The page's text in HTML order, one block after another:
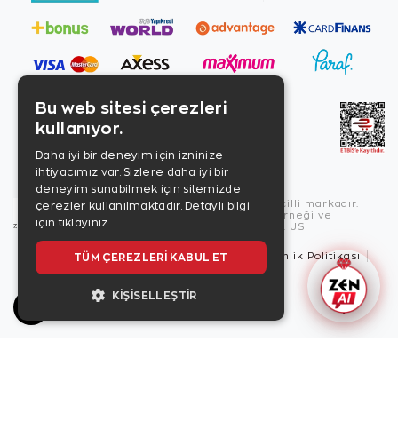
Copyright © 2026, Zen Diamond tescilli markadır.
Zen Diamond Birleşmiş Markalar Derneği ve
Turquality Destek Programı üyesidir. US
Kullanım Şartları Gizlilik İlkeleri
Güvenlik Politikası
Bu web sitesi çerezleri
kullanıyor.
Daha iyi bir deneyim için izninize
ihtiyacımız var. Sizlere daha iyi bir
deneyim sunabilmek için sitemizde
çerezler kullanılmaktadır. Detaylı bilgi
için tıklayınız.
TÜM ÇEREZLERI KABUL ET
KIŞISELLEŞTIR